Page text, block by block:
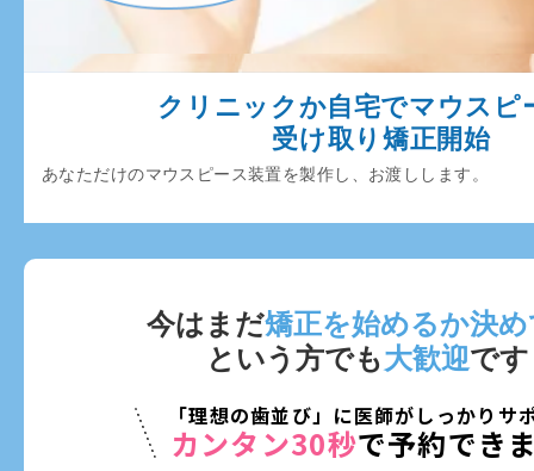
クリニックか自宅でマウスピ
受け取り矯正開始
あなただけのマウスピース装置を製作し、お渡しします。
今はまだ矯正を始めるか決
という方でも大歓迎で
「理想の歯並び」に医師がしっかりサ
カンタン30秒で予約でき